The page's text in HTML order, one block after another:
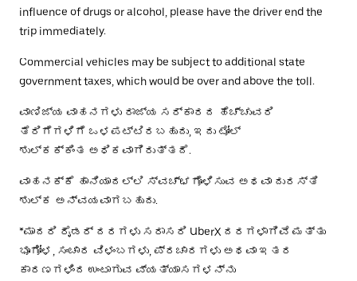
influence of drugs or alcohol, please have the driver end the
trip immediately.
Commercial vehicles may be subject to additional state
government taxes, which would be over and above the toll.
ವಾಣಿಜ್ಯ ವಾಹನಗಳು ರಾಜ್ಯ ಸರ್ಕಾರದ ಹೆಚ್ಚುವರಿ
ತೆರಿಗೆಗಳಿಗೆ ಒಳಪಟ್ಟಿರಬಹುದು, ಇದು ಟೋಲ್
ಶುಲ್ಕಕ್ಕಿಂತ ಅಧಿಕವಾಗಿರುತ್ತದೆ.
ವಾಹನಕ್ಕೆ ಹಾನಿಯಾದಲ್ಲಿ ಸ್ವಚ್ಛಗೊಳಿಸುವ ಅಥವಾ ದುರಸ್ತಿ
ಶುಲ್ಕ ಅನ್ವಯವಾಗಬಹುದು.
*ಮಾದರಿ ರೈಡರ್ ದರಗಳು ಸರಾಸರಿ UberX ದರಗಳಾಗಿವೆ ಮತ್ತು
ಭೂಗೋಳ, ಸಂಚಾರ ವಿಳಂಬಗಳು, ಪ್ರಚಾರಗಳು ಅಥವಾ ಇತರ
ಕಾರಣಗಳಿಂದ ಉಂಟಾಗುವ ವ್ಯತ್ಯಾಸಗಳನ್ನು